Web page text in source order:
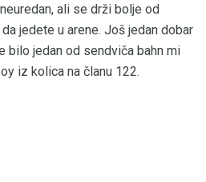
ali se drži bolje od
jedete u arene. Još jedan dobar
bilo jedan od sendviča bahn mi
iz kolica na članu 122.